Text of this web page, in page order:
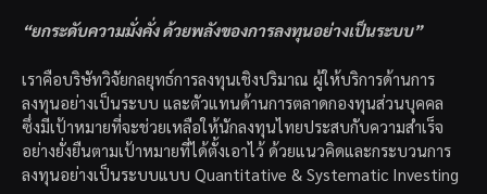
“ยกระดับความมั่งคั่ง ด้วยพลังของการลงทุนอย่างเป็นระบบ”
เราคือบริษัทวิจัยกลยุทธ์การลงทุนเชิงปริมาณ ผู้ให้บริการด้านการ
ลงทุนอย่างเป็นระบบ และตัวแทนด้านการตลาดกองทุนส่วนบุคคล
ซึ่งมีเป้าหมายที่จะช่วยเหลือให้นักลงทุนไทยประสบกับความสำเร็จ
อย่างยั่งยืนตามเป้าหมายที่ได้ตั้งเอาไว้ ด้วยแนวคิดและกระบวนการ
ลงทุนอย่างเป็นระบบแบบ Quantitative & Systematic Investing